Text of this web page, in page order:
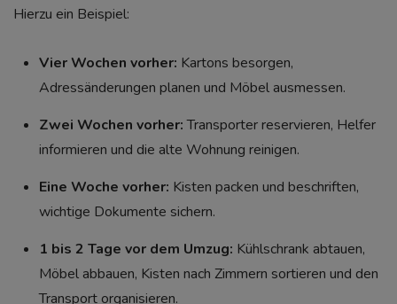
Hierzu ein Beispiel:
Vier Wochen vorher: Kartons besorgen,
Adressänderungen planen und Möbel ausmessen.
Zwei Wochen vorher:Transporter reservieren, Helfer
informieren und die alte Wohnung reinigen.
Eine Woche vorher: Kisten packen und beschriften,
wichtige Dokumente sichern.
1 bis 2 Tage vor dem Umzug: Kühlschrank abtauen,
Möbel abbauen, Kisten nach Zimmern sortieren und den
Transport organisieren.